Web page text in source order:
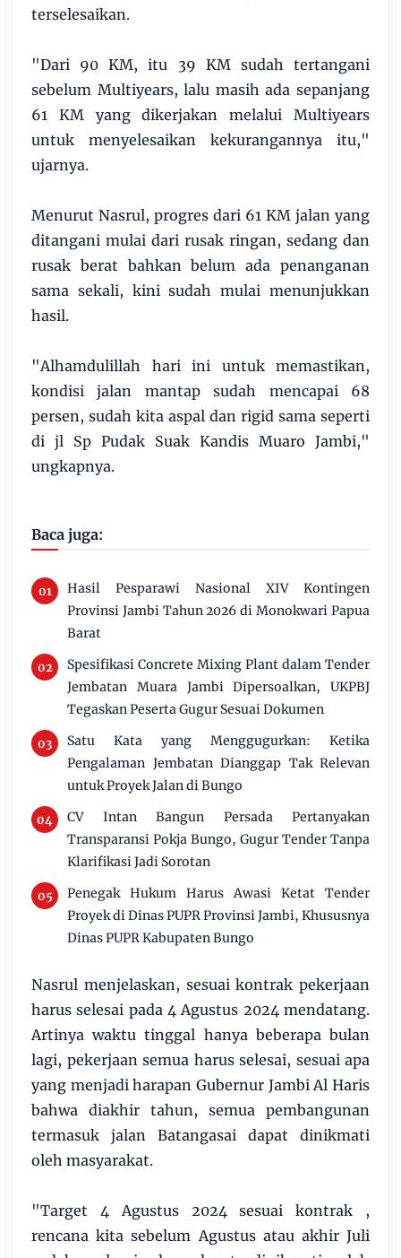
terselesaikan.
"Dari 90 KM, itu 39 KM sudah tertangani
sebelum Multiyears, lalu masih ada sepanjang
61 KM yang dikerjakan melalui Multiyears
untuk menyelesaikan kekurangannya itu,"
ujarnya.
Menurut Nasrul, progres dari 61 KM jalan yang
ditangani mulai dari rusak ringan, sedang dan
rusak berat bahkan belum ada penanganan
sama sekali, kini sudah mulai menunjukkan
hasil.
"Alhamdulillah hari ini untuk memastikan,
kondisi jalan mantap sudah mencapai 68
persen, sudah kita aspal dan rigid sama seperti
di jl Sp Pudak Suak Kandis Muaro Jambi,"
ungkapnya.
Baca juga:
Hasil Pesparawi Nasional XIV Kontingen
Provinsi Jambi Tahun 2026 di Monokwari Papua
Barat
Spesifikasi Concrete Mixing Plant dalam Tender
Jembatan Muara Jambi Dipersoalkan, UKPBJ
Tegaskan Peserta Gugur Sesuai Dokumen
Satu Kata yang Menggugurkan: Ketika
Pengalaman Jembatan Dianggap Tak Relevan
untuk Proyek Jalan di Bungo
CV Intan Bangun Persada Pertanyakan
Transparansi Pokja Bungo, Gugur Tender Tanpa
Klarifikasi Jadi Sorotan
Penegak Hukum Harus Awasi Ketat Tender
Proyek di Dinas PUPR Provinsi Jambi, Khususnya
Dinas PUPR Kabupaten Bungo
Nasrul menjelaskan, sesuai kontrak pekerjaan
harus selesai pada 4 Agustus 2024 mendatang.
Artinya waktu tinggal hanya beberapa bulan
lagi, pekerjaan semua harus selesai, sesuai apa
yang menjadi harapan Gubernur Jambi Al Haris
bahwa diakhir tahun, semua pembangunan
termasuk jalan Batangasai dapat dinikmati
oleh masyarakat.
"Target 4 Agustus 2024 sesuai kontrak ,
rencana kita sebelum Agustus atau akhir Juli